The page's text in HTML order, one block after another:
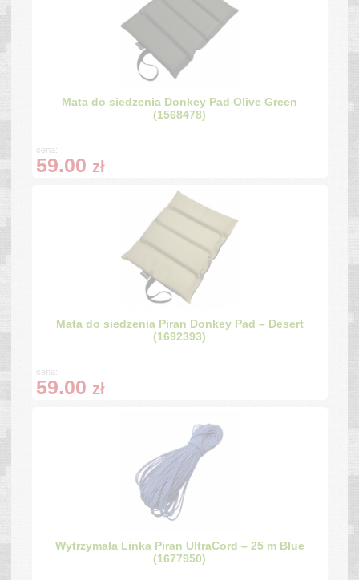
Mata do siedzenia Donkey Pad Olive Green
(1568478)
cena:
59.00 zł
Mata do siedzenia Piran Donkey Pad – Desert
(1692393)
cena:
59.00 zł
Wytrzymała Linka Piran UltraCord – 25 m Blue
(1677950)